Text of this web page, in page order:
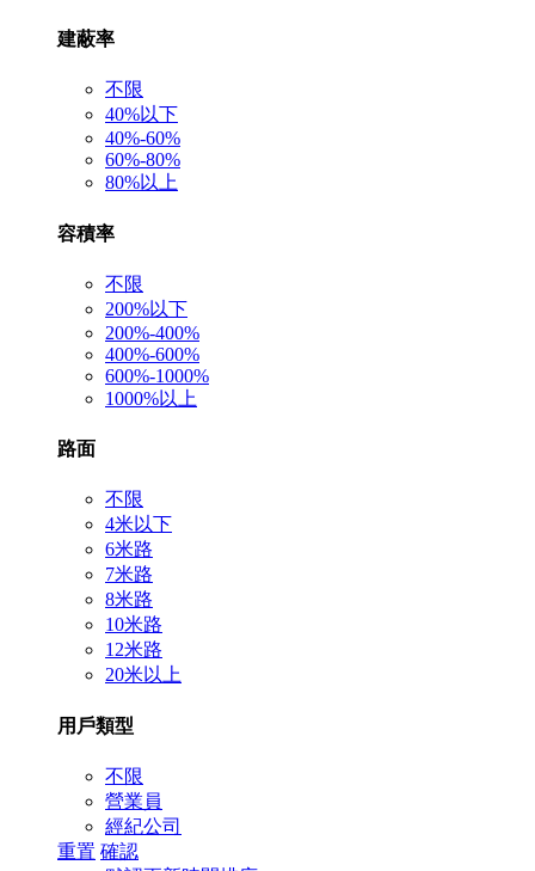
建蔽率
不限
40%以下
40%-60%
60%-80%
80%以上
容積率
不限
200%以下
200%-400%
400%-600%
600%-1000%
1000%以上
路面
不限
4米以下
6米路
7米路
8米路
10米路
12米路
20米以上
用戶類型
不限
營業員
經紀公司
重置 確認